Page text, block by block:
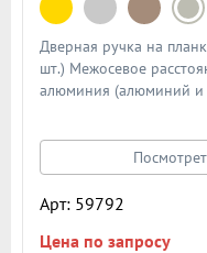
Дверная ручка на
шт.) Межосевое
алюминия (алюминий и
Арт: 59792
Цена по запросу